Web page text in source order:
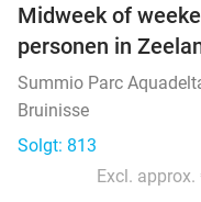
Midweek of
personen in
Summio Parc
Bruinisse
Solgt: 813
Excl.